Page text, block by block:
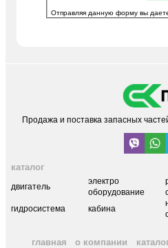
Отправляя данную форму вы
Продажа и поставка запасных
каталог
двигатель
электро
оборудование
гидросистема кабина
главная о компании